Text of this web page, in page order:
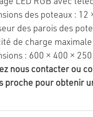
des poteaux : 12
des parois des
de charge
: 600 × 400 ×
nous contacter ou
proche pour obtenir